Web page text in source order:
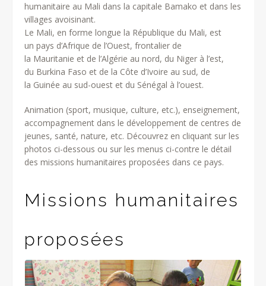
humanitaire au Mali dans la capitale Bamako et dans les
villages avoisinant.
Le Mali, en forme longue la République du Mali, est
un pays d’Afrique de l’Ouest, frontalier de
la Mauritanie et de l’Algérie au nord, du Niger à l’est,
du Burkina Faso et de la Côte d’Ivoire au sud, de
la Guinée au sud-ouest et du Sénégal à l’ouest.
Animation (sport, musique, culture, etc.), enseignement,
accompagnement dans le développement de centres de
jeunes, santé, nature, etc. Découvrez en cliquant sur les
photos ci-dessous ou sur les menus ci-contre le détail
des missions humanitaires proposées dans ce pays.
Missions humanitaires
proposées